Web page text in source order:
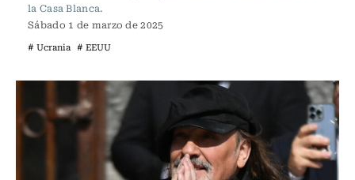
la Casa Blanca.
Sábado 1 de marzo de 2025
# Ucrania # EEUU